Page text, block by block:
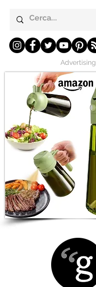
Advertising